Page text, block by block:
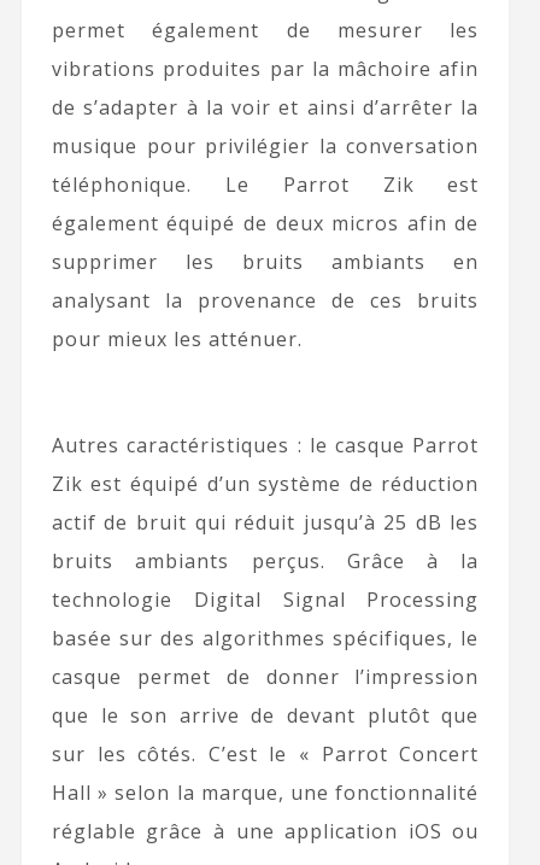
permet également de mesurer les
vibrations produites par la mâchoire afin
de s’adapter à la voir et ainsi d’arrêter la
musique pour privilégier la conversation
téléphonique. Le Parrot Zik est
également équipé de deux micros afin de
supprimer les bruits ambiants en
analysant la provenance de ces bruits
pour mieux les atténuer.
Autres caractéristiques : le casque Parrot
Zik est équipé d’un système de réduction
actif de bruit qui réduit jusqu’à 25 dB les
bruits ambiants perçus. Grâce à la
technologie Digital Signal Processing
basée sur des algorithmes spécifiques, le
casque permet de donner l’impression
que le son arrive de devant plutôt que
sur les côtés. C’est le « Parrot Concert
Hall » selon la marque, une fonctionnalité
réglable grâce à une application iOS ou